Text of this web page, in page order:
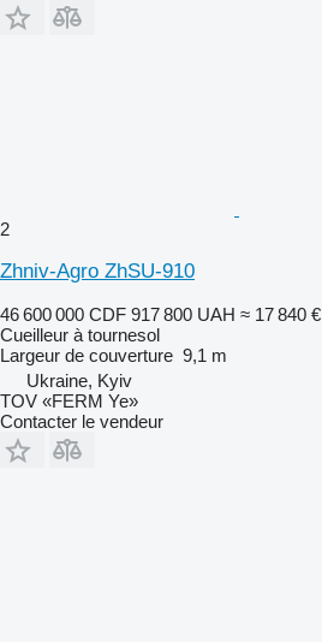
2
Zhniv-Agro ZhSU-910
46 600 000 CDF 917 800 UAH ≈ 17 840 €
Cueilleur à tournesol
Largeur de couverture 9,1 m
Ukraine, Kyiv
TOV «FERM Ye»
Contacter le vendeur